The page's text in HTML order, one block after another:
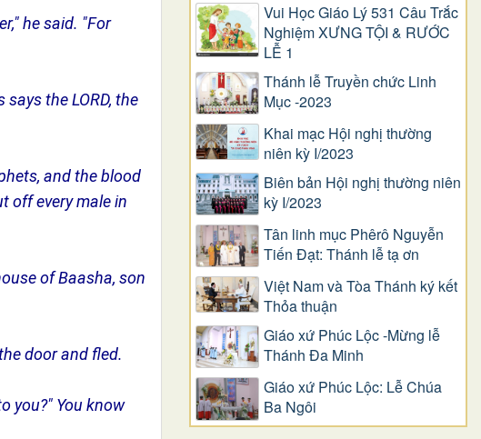
he said. "For
the LORD, the
and the blood
off every male in
of Baasha, son
door and fled.
you?" You know
Vui Học Giáo Lý 531 Câu Trắc
Nghiệm XƯNG TỘI & RƯỚC
LỄ 1
Thánh lễ Truyền chức Linh
Mục -2023
Khai mạc Hội nghị thường
niên kỳ I/2023
Biên bản Hội nghị thường niên
kỳ I/2023
Tân linh mục Phêrô Nguyễn
Tiến Đạt: Thánh lễ tạ ơn
Việt Nam và Tòa Thánh ký kết
Thỏa thuận
Giáo xứ Phúc Lộc -Mừng lễ
Thánh Đa Minh
Giáo xứ Phúc Lộc: Lễ Chúa
Ba Ngôi